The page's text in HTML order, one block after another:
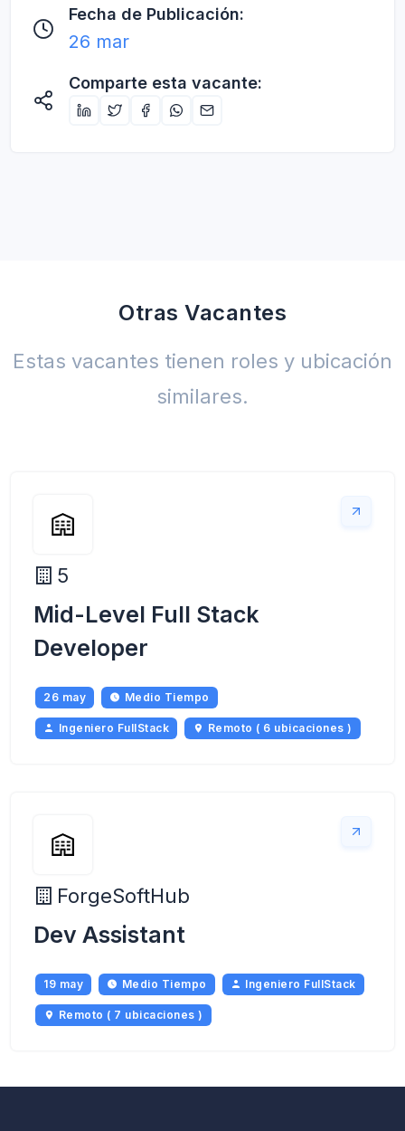
Fecha de Publicación:
26 mar
Comparte esta vacante:
Otras Vacantes
Estas vacantes tienen roles y ubicación
similares.
5
Mid-Level Full Stack
Developer
26 may Medio Tiempo
Ingeniero FullStack Remoto ( 6 ubicaciones )
ForgeSoftHub
Dev Assistant
19 may Medio Tiempo Ingeniero FullStack
Remoto ( 7 ubicaciones )